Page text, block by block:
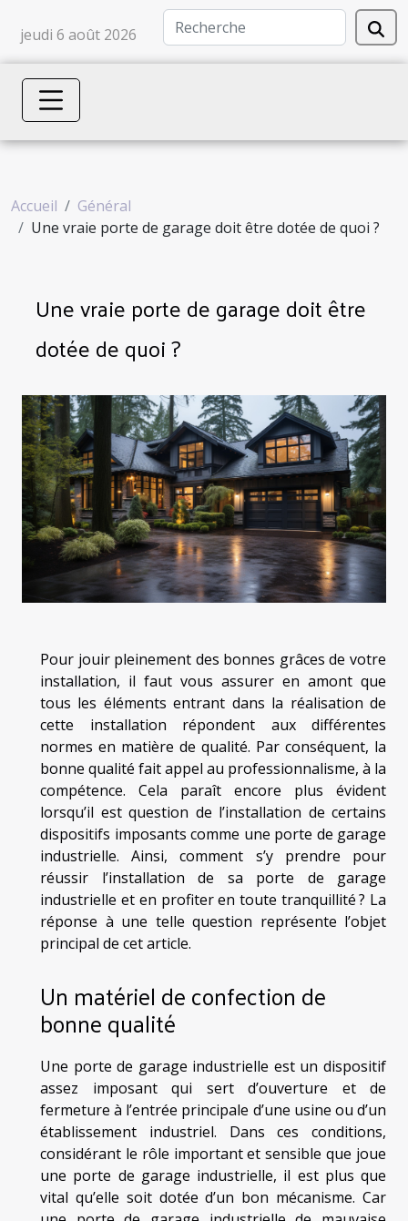
jeudi 6 août 2026
Accueil
Général
Une vraie porte de garage doit être dotée de quoi ?
Une vraie porte de garage doit être
dotée de quoi ?
Pour jouir pleinement des bonnes grâces de votre
installation, il faut vous assurer en amont que
tous les éléments entrant dans la réalisation de
cette installation répondent aux différentes
normes en matière de qualité. Par conséquent, la
bonne qualité fait appel au professionnalisme, à la
compétence. Cela paraît encore plus évident
lorsqu’il est question de l’installation de certains
dispositifs imposants comme une porte de garage
industrielle. Ainsi, comment s’y prendre pour
réussir l’installation de sa porte de garage
industrielle et en profiter en toute tranquillité ? La
réponse à une telle question représente l’objet
principal de cet article.
Un matériel de confection de
bonne qualité
Une porte de garage industrielle est un dispositif
assez imposant qui sert d’ouverture et de
fermeture à l’entrée principale d’une usine ou d’un
établissement industriel. Dans ces conditions,
considérant le rôle important et sensible que joue
une porte de garage industrielle, il est plus que
vital qu’elle soit dotée d’un bon mécanisme. Car